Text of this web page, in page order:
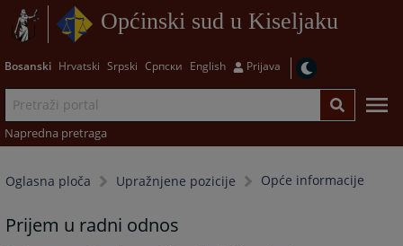
Općinski sud u Kiseljaku
Bosanski Hrvatski Srpski Српски English Prijava
Napredna pretraga
Oglasna ploča Upražnjene pozicije Opće informacije
Prijem u radni odnos